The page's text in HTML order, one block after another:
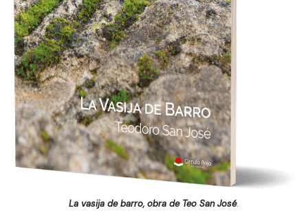
La vasija de barro, obra de Teo San José.